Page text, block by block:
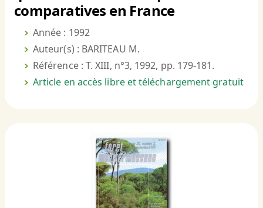
comparatives en France
Année : 1992
Auteur(s) : BARITEAU M.
Référence : T. XIII, n°3, 1992, pp. 179-181.
Article en accès libre et téléchargement gratuit